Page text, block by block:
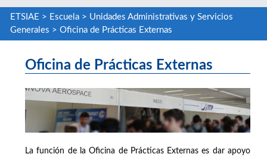
ETSIAE > Escuela> Unidades Administrativas y Servicios
Generales > Oficina de Prácticas Externas
Oficina de Prácticas Externas
La función de la Oficina de Prácticas Externas es dar apoyo